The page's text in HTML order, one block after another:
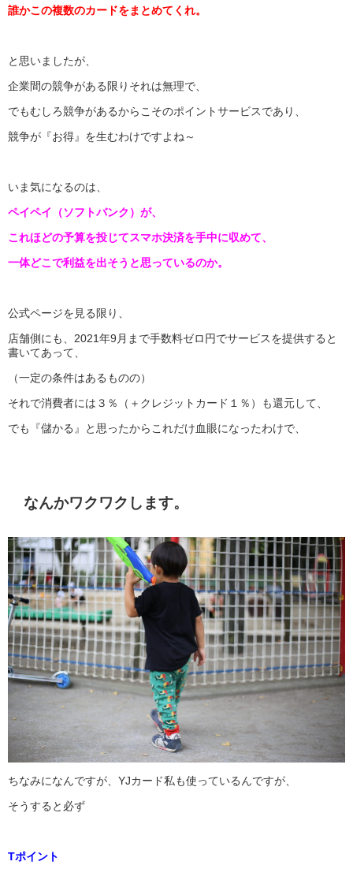
誰かこの複数のカードをまとめてくれ。
と思いましたが、
企業間の競争がある限りそれは無理で、
でもむしろ競争があるからこそのポイントサービスであり、
競争が『お得』を生むわけですよね～
いま気になるのは、
ペイペイ（ソフトバンク）が、
これほどの予算を投じてスマホ決済を手中に収めて、
一体どこで利益を出そうと思っているのか。
公式ページを見る限り、
店舗側にも、2021年9月まで手数料ゼロ円でサービスを提供すると
書いてあって、
（一定の条件はあるものの）
それで消費者には３％（＋クレジットカード１％）も還元して、
でも『儲かる』と思ったからこれだけ血眼になったわけで、
なんかワクワクします。
ちなみになんですが、YJカード私も使っているんですが、
そうすると必ず
Tポイント